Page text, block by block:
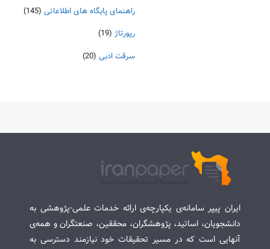
راهنمای پایگاه های اطلاعاتی (145)
رپورتاژ (19)
سرقت ادبی (20)
ایران پیپر سامانه‌ی یکپارچه‌ی ارائه خدمات علمی-پژوهشی به
دانشجویان، اساتید، پژوهشگران، محققین، صنعتگران و همه‌ی
آنهایی است که در مسیر تحقیقات خود نیازمند دسترسی به